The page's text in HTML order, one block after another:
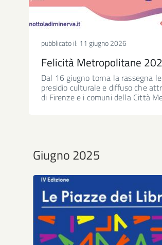
pubblicato il: 11 giugno 2026
Felicità Metropolitane
Dal 16 giugno torna la rassegna
presidio culturale e diffuso che
di Firenze e i comuni della Città
Giugno 2025